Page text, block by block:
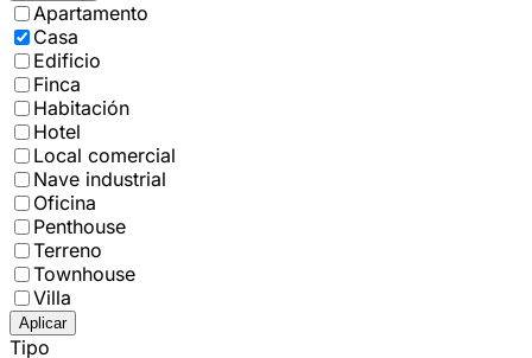
Apartamento
Casa
Edificio
Finca
Habitación
Hotel
Local comercial
Nave industrial
Oficina
Penthouse
Terreno
Townhouse
Villa
Aplicar
Tipo